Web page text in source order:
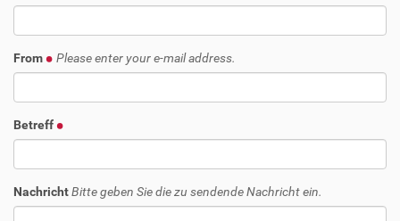
From Please enter your e-mail address.
Betreff
NachrichtBitte geben Sie die zu sendende Nachricht ein.